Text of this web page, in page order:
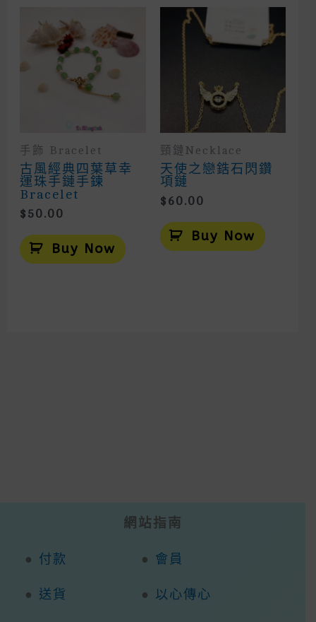
Options
手飾 Bracelet
古風經典四葉草幸
運珠手鏈手鍊
Bracelet
$ 50.00
Buy Now
頸鏈Necklace
天使之戀鋯石閃鑽
項鏈
$ 60.00
Buy Now
網站指南
● 付款 ● 會員
● 送貨 ● 以心傳心